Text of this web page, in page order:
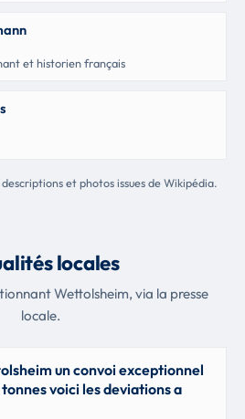
et historien français
et photos issues de Wikipédia.
locales
Wettolsheim, via la presse
locale.
un convoi exceptionnel
voici les deviations a